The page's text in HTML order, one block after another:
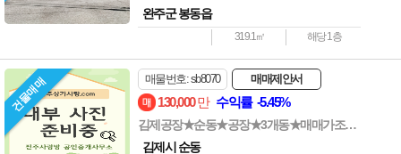
완주군 봉동읍
319.1㎡ 해당 1층
건물매매 매물번호: sb8070 매매제안서
130,000만 수익률 -5.45%
김제공장★순동★공장★3개동★매매가조정가능
김제시 순동
주소: 전주시 완산구 중화산동2가 735-7 202호 ┃ 등록번호 : 45111-
2023-00001
전화 : 063-227-1117 ┃ 팩스 : 063-224-1118 e-
mail : junkil3216@naver.com
Copyright ⓒ 전주상가사랑 All Rights Reserved.
063) 227-1117